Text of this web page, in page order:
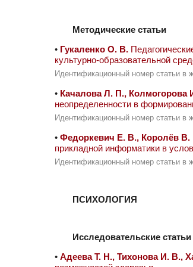
Методические статьи
• Гукаленко О. В.
культурно-образовательной
Идентификационный номер статьи в
• Качалова Л. П., Колмогорова
неопределенности в
Идентификационный номер статьи в
• Федоркевич Е. В., Королёв В.
прикладной информатики в
Идентификационный номер статьи в
ПСИХОЛОГИЯ
Исследовательские статьи
• Адеева Т. Н., Тихонова И. В.,